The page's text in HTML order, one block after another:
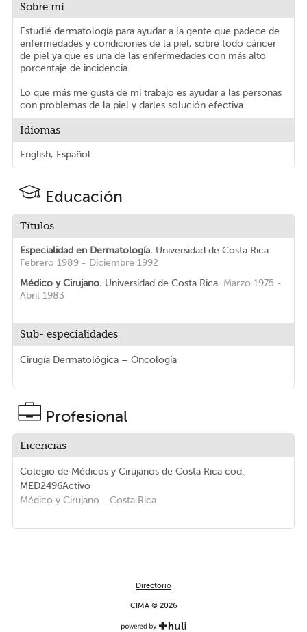
Sobre mí
Estudié dermatología para ayudar a la gente que padece de
enfermedades y condiciones de la piel, sobre todo cáncer
de piel ya que es una de las enfermedades con más alto
porcentaje de incidencia.
Lo que más me gusta de mi trabajo es ayudar a las personas
con problemas de la piel y darles solución efectiva.
Idiomas
English, Español
Educación
Títulos
Especialidad en Dermatología. Universidad de Costa Rica.
Febrero 1989 - Diciembre 1992
Médico y Cirujano. Universidad de Costa Rica. Marzo 1975 -
Abril 1983
Sub- especialidades
Cirugía Dermatológica – Oncología
Profesional
Licencias
Colegio de Médicos y Cirujanos de Costa Rica cod.
MED2496Activo
Médico y Cirujano - Costa Rica
Directorio
CIMA © 2026